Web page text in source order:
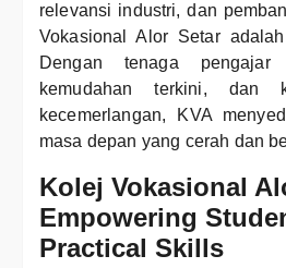
relevansi industri, dan
Vokasional Alor Setar
Dengan tenaga pengajar
kemudahan terkini, dan
kecemerlangan, KVA
masa depan yang cerah dan
Kolej Vokasional
Empowering
Practical Skills